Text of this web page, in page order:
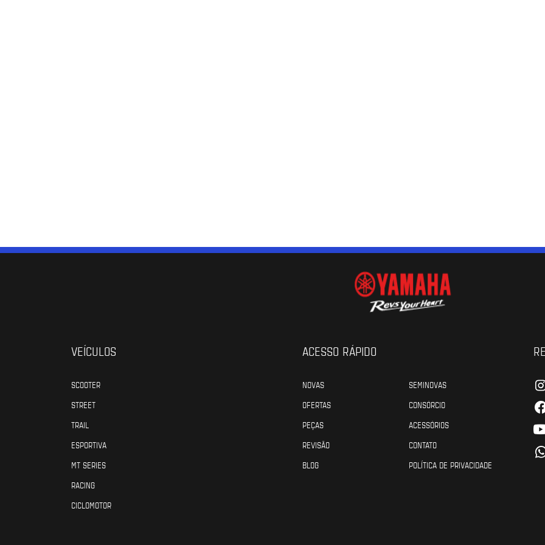
VEÍCULOS
SCOOTER
STREET
TRAIL
ESPORTIVA
MT SERIES
RACING
CICLOMOTOR
ACESSO RÁPIDO
NOVAS
SEMINOVAS
OFERTAS
CONSÓRCIO
PEÇAS
ACESSÓRIOS
REVISÃO
CONTATO
BLOG
POLÍTICA DE PRIVACIDADE